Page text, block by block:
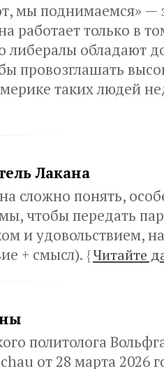
мы поднимаемся» —
работает только в
либералы обладают
провозглашать
таких людей
Лакана
сложно понять,
чтобы передать
и удовольствием,
+ смысл). {Читайте
политолога
от 28 марта 2026